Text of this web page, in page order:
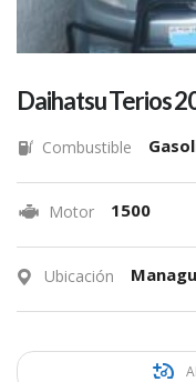
Daihatsu Terios
Combustible
Motor 1500
Ubicación